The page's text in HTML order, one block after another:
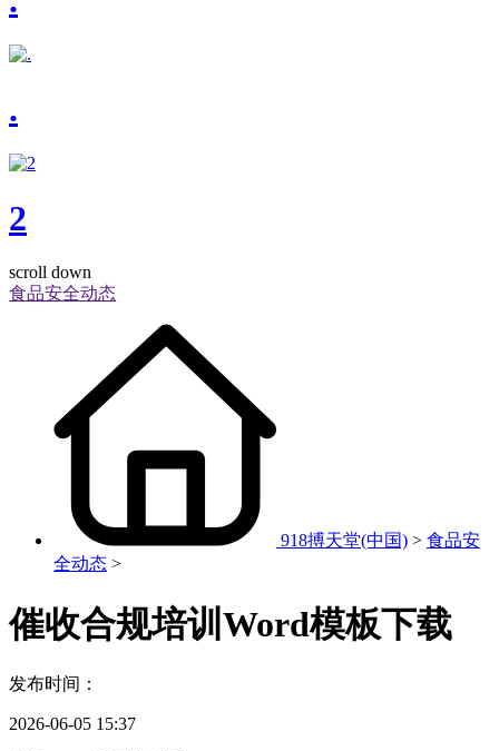
.
2
scroll down
食品安全动态
918搏天堂(中国) > 食品安
全动态 >
催收合规培训Word模板下载
发布时间：
2026-06-05 15:37